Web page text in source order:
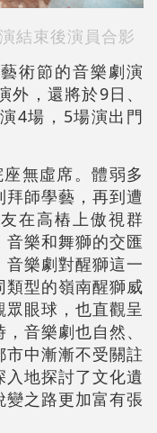
結束後演員合影
術節的音樂劇演
，還將於9日、
4場，5場演出門
無虛席。體弱多
師學藝，再到遭
在高樁上傲視群
樂和舞獅的交匯
樂劇對醒獅這一
型的嶺南醒獅威
眼球，也直觀呈
音樂劇也自然、
中漸漸不受關註
地探討了文化遺
之路更加富有張